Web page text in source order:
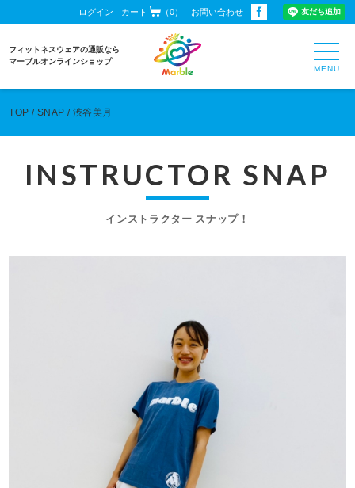
ログイン カート （0） お問い合わせ
フィットネスウェアの通販なら
マーブルオンラインショップ
TOP SNAP 渋谷美月
INSTRUCTOR SNAP
インストラクター スナップ！